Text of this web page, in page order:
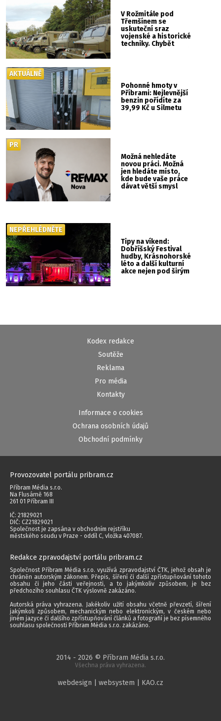
V Rožmitále pod
Třemšínem se
uskuteční sraz
vojenské a historické
techniky. Chybět
Pohonné hmoty v
Příbrami: Nejlevnější
benzin pořídíte za
39,99 Kč u Silmetu
AKTUÁLNĚ
Možná nehledáte
novou práci. Možná
jen hledáte místo,
kde bude vaše práce
dávat větší smysl
PR
Tipy na víkend:
Dobříšský Festival
hudby, Krásnohorské
léto a další kulturní
akce nejen pod širým
NEPŘEHLÉDNĚTE
Kodex redakce
Soutěže
Reklama
Pro média
Kontakty
Informace o cookies
Ochrana osobních údajů
Obchodní podmínky
Provozovatel portálu pribram.cz
Příbram Média s.r.o.
Na Flusárně 168
261 01 Příbram III
IČ: 21829021
DIČ: CZ21829021
Společnost je zapsána v obchodním rejstříku
městského soudu v Praze - oddíl C, vložka 407087.
Redakce zpravodajství portálu pribram.cz
Společnost Příbram Média s.r.o. využívá zpravodajství ČTK, jehož obsah je
chráněn autorským zákonem. Přepis, šíření či další zpřístupňování tohoto
obsahu či jeho části veřejnosti, a to jakýmkoliv způsobem, je bez
předchozího souhlasu ČTK výslovně zakázáno.
Autorská práva vyhrazena. Jakékoliv užití obsahu včetně převzetí, šíření
jakýmkoli způsobem, mechanickým nebo elektronickým, v českém nebo
jiném jazyce či dalšího zpřístupňování článků a fotografií je bez písemného
souhlasu společnosti Příbram Média s.r.o. zakázáno.
2014 - 2026 © Příbram Média s.r.o.
Všechna práva vyhrazena.
webdesign | websystem | KAO.cz